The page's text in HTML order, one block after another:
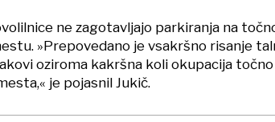
ne zagotavljajo parkiranja na
»Prepovedano je vsakršno risanje
oziroma kakršna koli okupacija točno
je pojasnil Jukič.